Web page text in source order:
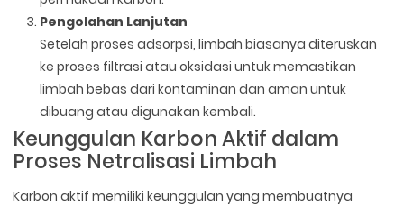
Pengolahan Lanjutan
Setelah proses adsorpsi, limbah biasanya diteruskan
ke proses filtrasi atau oksidasi untuk memastikan
limbah bebas dari kontaminan dan aman untuk
dibuang atau digunakan kembali.
Keunggulan Karbon Aktif dalam
Proses Netralisasi Limbah
Karbon aktif memiliki keunggulan yang membuatnya